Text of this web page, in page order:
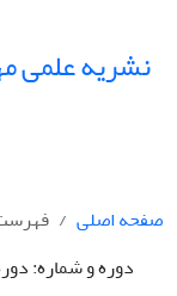
نشریه علمی
صفحه اصلی
دوره و شماره:دوره 16، شماره 2، تابستان